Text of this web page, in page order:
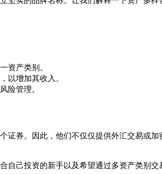
资产类别。
以增加其收入。
险管理。
券。因此，他们不仅仅提供外汇交易或
己投资的新手以及希望通过多资产类别交